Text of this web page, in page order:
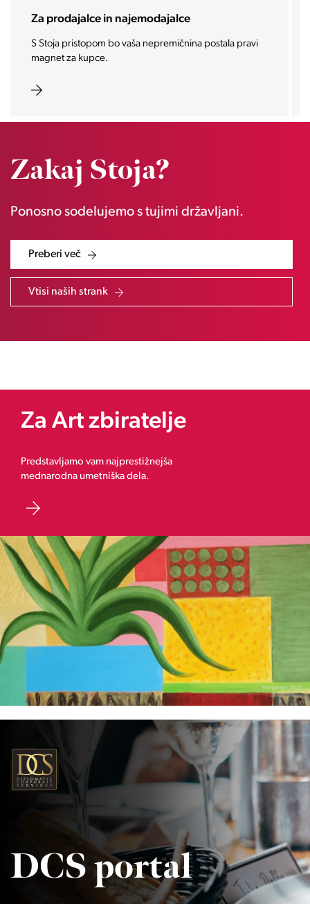
Za investitorje
Vašo investicijo ponesemo med najbolj iskane in
zaželene nepremičnine prihodnosti.
Zakaj Stoja?
Ponosno sodelujemo s tujimi državljani.
Preberi več
Vtisi naših strank
Za Art zbiratelje
Predstavljamo vam najprestižnejša
mednarodna umetniška dela.
DCS portal